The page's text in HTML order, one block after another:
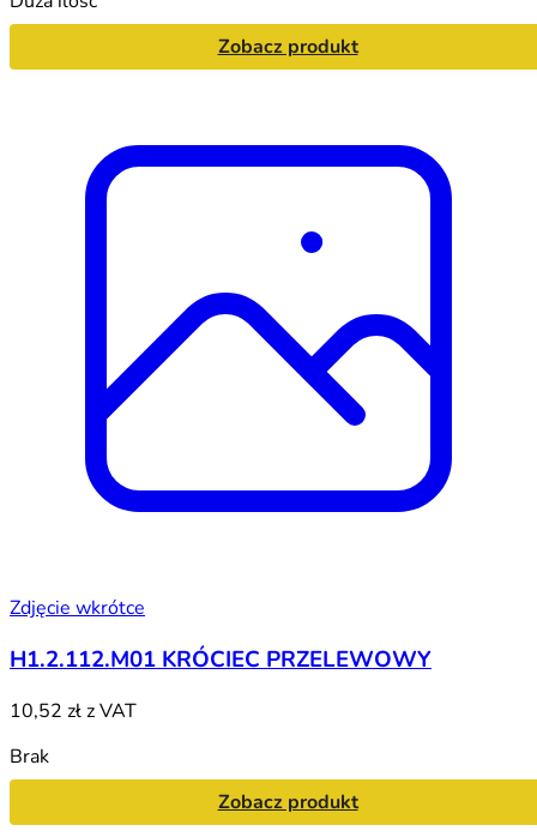
Zobacz produkt
Zdjęcie wkrótce
H1.2.112.M01 KRÓCIEC PRZELEWOWY
10,52 złz VAT
Brak
Zobacz produkt